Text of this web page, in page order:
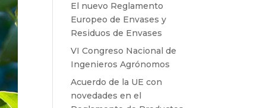
El nuevo Reglamento
Europeo de Envases y
Residuos de Envases
VI Congreso Nacional de
Ingenieros Agrónomos
Acuerdo de la UE con
novedades en el